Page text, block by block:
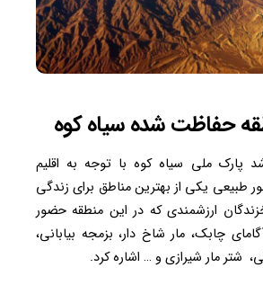
حفاظت شده سیاه کوه
پارک ملی سیاه کوه با توجه به اقلیم
طبیعی یکی از بهترین مناطق برای زندگی
ارزشمندی که در این منطقه حضور
چابک، مار شاخ دار، بزمجه بیابانی،
شتر مار شیرازی و … اشاره کرد.